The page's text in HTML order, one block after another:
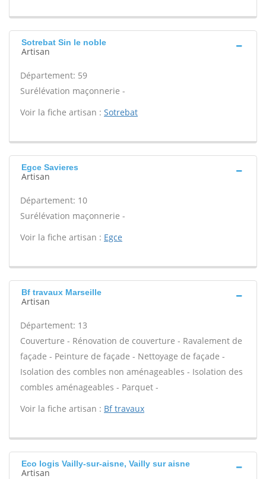
Sotrebat Sin le noble
Artisan
Département: 59
Surélévation maçonnerie -
Voir la fiche artisan : Sotrebat
Egce Savieres
Artisan
Département: 10
Surélévation maçonnerie -
Voir la fiche artisan : Egce
Bf travaux Marseille
Artisan
Département: 13
Couverture - Rénovation de couverture - Ravalement de
façade - Peinture de façade - Nettoyage de façade -
Isolation des combles non aménageables - Isolation des
combles aménageables - Parquet -
Voir la fiche artisan : Bf travaux
Eco logis Vailly-sur-aisne, Vailly sur aisne
Artisan